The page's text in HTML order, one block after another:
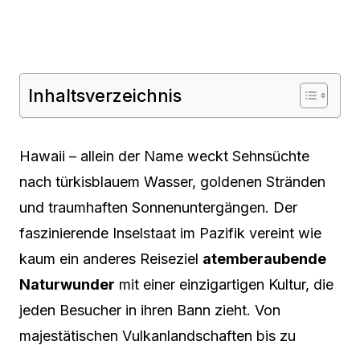
Inhaltsverzeichnis
Hawaii – allein der Name weckt Sehnsüchte
nach türkisblauem Wasser, goldenen Stränden
und traumhaften Sonnenuntergängen. Der
faszinierende Inselstaat im Pazifik vereint wie
kaum ein anderes Reiseziel atemberaubende
Naturwunder mit einer einzigartigen Kultur, die
jeden Besucher in ihren Bann zieht. Von
majestätischen Vulkanlandschaften bis zu